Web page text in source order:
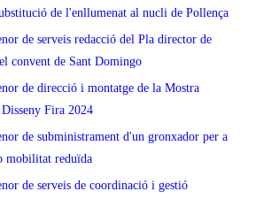
de l'enllumenat al nucli de Pollença
de serveis redacció del Pla director de
convent de Sant Domingo
de direcció i montatge de la Mostra
Fira 2024
de subministrament d'un gronxador per a
mobilitat reduïda
de serveis de coordinació i gestió